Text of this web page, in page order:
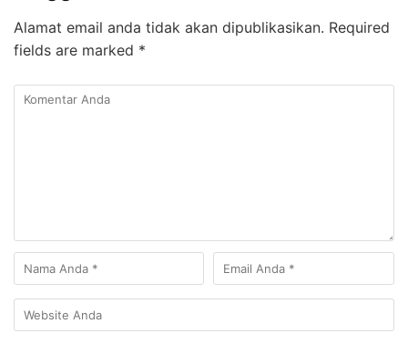
Alamat email anda tidak akan dipublikasikan. Required
fields are marked *